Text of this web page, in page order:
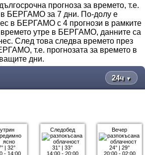
дългосрочна прогноза за времето, т.е.
в БЕРГАМО за 7 дни. По-долу е
в БЕРГАМО с 4 прогнози в рамките
времето утре в БЕРГАМО, данните са
След това следва времето през
т.е. прогнозата за времето в
дни.
24ч ▼
| 32°
- 14:00
Следобед
31° |33°
14:00 - 20:00
Вечер
24° |29°
20:00 - 02:00